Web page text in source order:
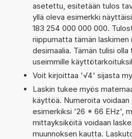
asetettu, esitetään tulos
yllä oleva esimerkki
183 254 000 000 000.
riippumatta tämän laskimen
desimaalia. Tämän tulisi
useimmille
Voit kirjoittaa '√4' sijasta
Laskin tukee myös
käyttöä. Numeroita voidaan
esimerkiksi '26 * 66 EHz',
mittayksiköitä voidaan
muunnoksen kautta.